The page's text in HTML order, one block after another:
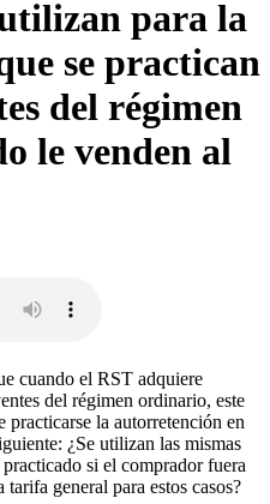
para la
se practican
del régimen
le venden al
cuando el RST adquiere
del régimen ordinario, este
practicarse la autorretención en
¿Se utilizan las mismas
si el comprador fuera
general para estos casos?